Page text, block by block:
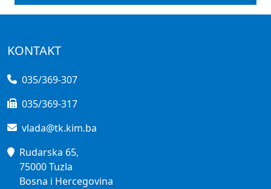
KONTAKT
035/369-307
035/369-317
vlada@tk.kim.ba
Rudarska 65,
75000 Tuzla
Bosna i Hercegovina